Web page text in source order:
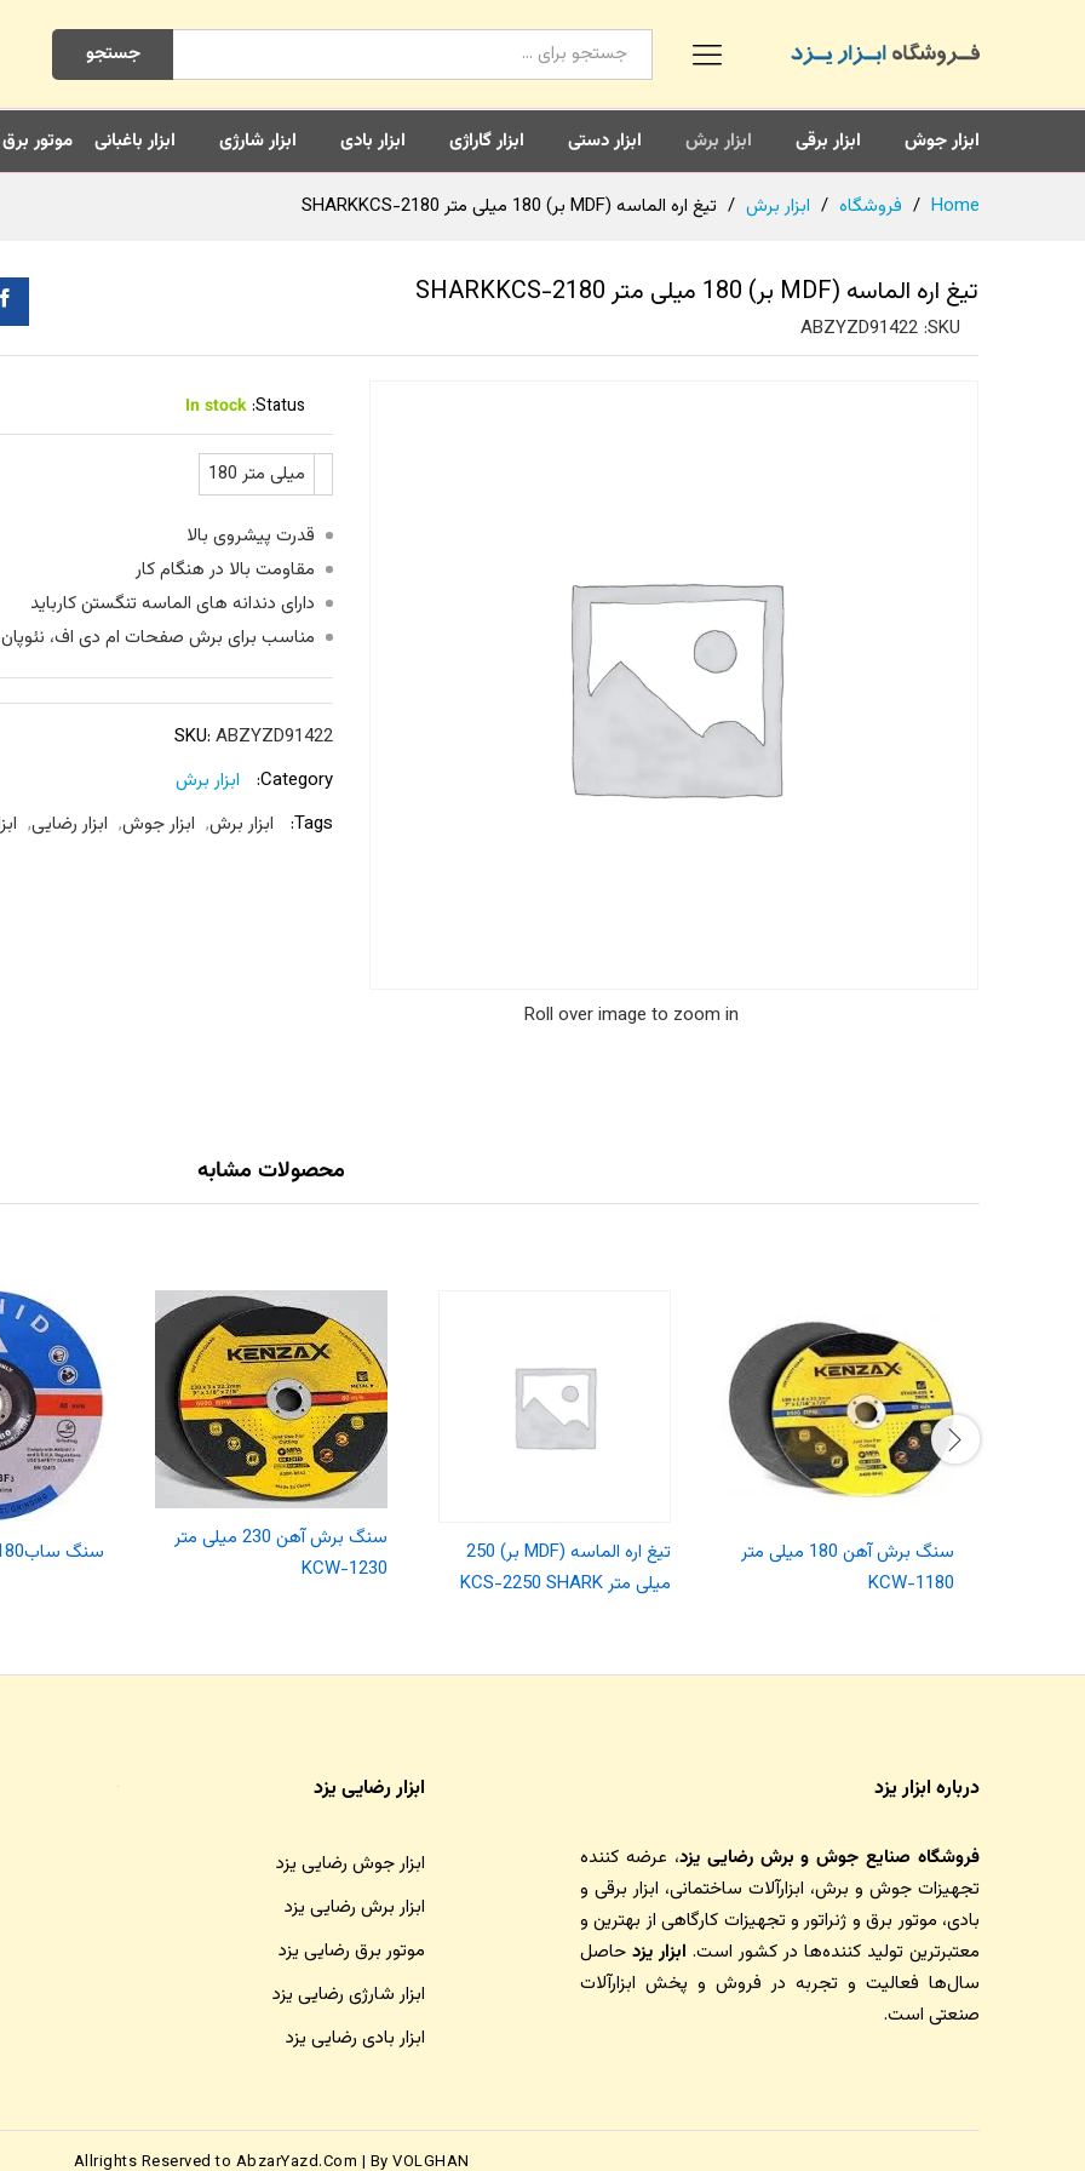
همه محصولات جستجو
ابزار جوش ابزار برقی ابزار برش ابزار دستی ابزار گاراژی ابزار بادی ابزار شارژی ابزار باغبانی موتور برق
Home
/ فروشگاه / ابزار برش / تیغ اره الماسه (MDF بر) 180 میلی متر SHARKKCS-2180
تیغ اره الماسه (MDF بر) 180 میلی متر SHARKKCS-2180
SKU:
ABZYZD91422
Roll over image to zoom in
Status:
In stock
180 میلی متر
قدرت پیشروی بالا
مقاومت بالا در هنگام کار
دارای دندانه های الماسه تنگستن کارباید
مناسب برای برش صفحات ام دی اف،
SKU:ABZYZD91422
Category:
ابزار برش
Tags:
ابزار برش, ابزار جوش, ابزار رضایی,
محصولات مشابه
سنگ برش آهن 180 میلی متر
KCW-1180
تیغ اره الماسه (MDF بر) 250
میلی متر KCS-2250 SHARK
سنگ برش آهن 230 میلی متر
KCW-1230
سنگ ساب180تسمه سفید
درباره ابزار یزد
فروشگاه صنایع جوش و برش رضایی یزد، عرضه کننده
تجهیزات جوش و برش، ابزارآلات ساختمانی، ابزار برقی و
بادی، موتور برق و ژنراتور و تجهیزات کارگاهی از بهترین و
معتبرترین تولید کننده‌ها در کشور است. ابزار یزد حاصل
سال‌ها فعالیت و تجربه در فروش و پخش ابزارآلات
صنعتی است.
ابزار رضایی یزد
ابزار جوش رضایی یزد
ابزار برش رضایی یزد
موتور برق رضایی یزد
ابزار شارژی رضایی یزد
ابزار بادی رضایی یزد
Allrights Reserved to AbzarYazd.Com | By VOLGHAN